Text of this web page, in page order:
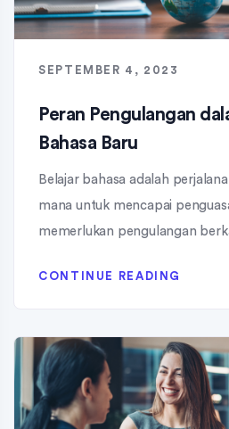
SEPTEMBER 4, 2023
Peran Pengulangan
Bahasa Baru
Belajar bahasa adalah
mana untuk mencapai
memerlukan pengulangan
CONTINUE READING